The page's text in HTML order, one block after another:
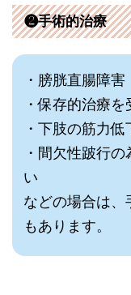
❷手術的治療
・膀胱直腸障害
・保存的治療
・下肢の筋力
・間欠性跛行
い
などの場合は
もあります。